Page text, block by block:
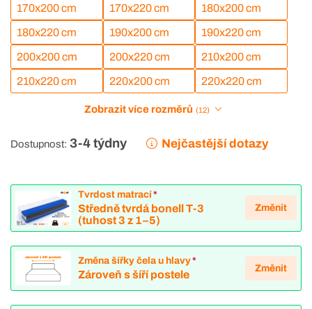
170x200 cm 170x220 cm 180x200 cm
180x220 cm 190x200 cm 190x220 cm
200x200 cm 200x220 cm 210x200 cm
210x220 cm 220x200 cm 220x220 cm
Zobrazit více rozměrů (12)
Dostupnost: 3-4 týdny Nejčastější dotazy
Tvrdost matrací*
Středně tvrdá bonell T-3
(tuhost 3 z 1–5)
Změnit
Změna šířky čela u hlavy*
Zároveň s šíří postele
Změnit